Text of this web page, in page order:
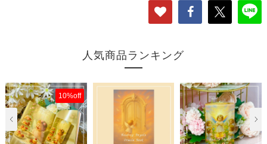
人気商品ランキング
10%off